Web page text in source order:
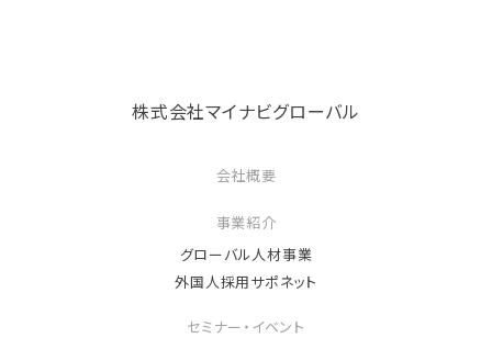
株式会社マイナビグローバル
会社概要
事業紹介
グローバル人材事業
外国人採用サポネット
セミナー・イベント